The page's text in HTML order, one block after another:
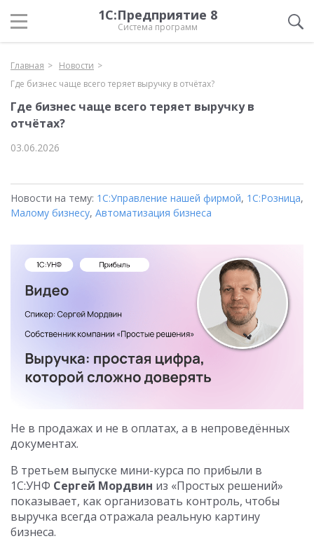
1С:Предприятие 8
Система программ
Главная
Новости
Где бизнес чаще всего теряет выручку в отчётах?
Где бизнес чаще всего теряет выручку в
отчётах?
03.06.2026
Новости на тему: 1С:Управление нашей фирмой, 1С:Розница,
Малому бизнесу, Автоматизация бизнеса
Не в продажах и не в оплатах, а в непроведённых
документах.
В третьем выпуске мини-курса по прибыли в
1С:УНФ Сергей Мордвин из «Простых решений»
показывает, как организовать контроль, чтобы
выручка всегда отражала реальную картину
бизнеса.